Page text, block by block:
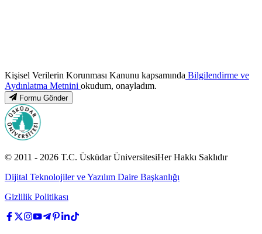
Kişisel Verilerin Korunması Kanunu kapsamında Bilgilendirme ve
Aydınlatma Metnini okudum, onayladım.
Formu Gönder
© 2011 - 2026 T.C. Üsküdar ÜniversitesiHer Hakkı Saklıdır
Dijital Teknolojiler ve Yazılım Daire Başkanlığı
Gizlilik Politikası